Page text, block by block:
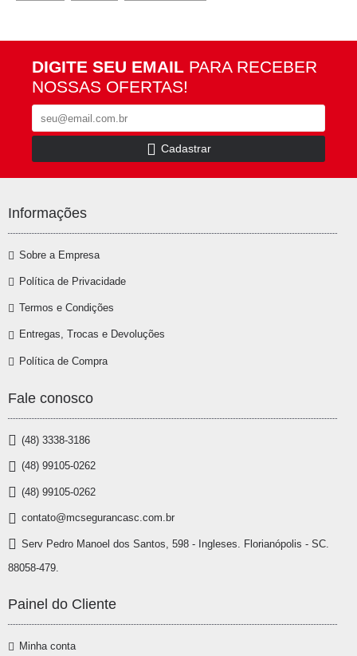
DIGITE SEU EMAIL PARA RECEBER
NOSSAS OFERTAS!
Cadastrar
Informações
Sobre a Empresa
Política de Privacidade
Termos e Condições
Entregas, Trocas e Devoluções
Política de Compra
Fale conosco
(48) 3338-3186
(48) 99105-0262
(48) 99105-0262
contato@mcsegurancasc.com.br
Serv Pedro Manoel dos Santos, 598 - Ingleses. Florianópolis - SC.
88058-479.
Painel do Cliente
Minha conta